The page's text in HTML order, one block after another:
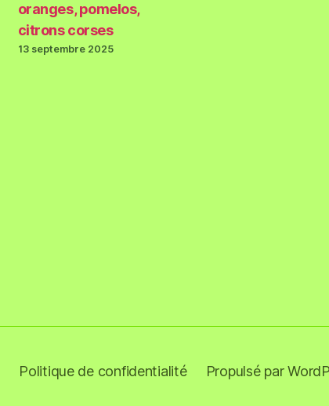
oranges, pomelos,
citrons corses
13 septembre 2025
Politique de confidentialité Propulsé par